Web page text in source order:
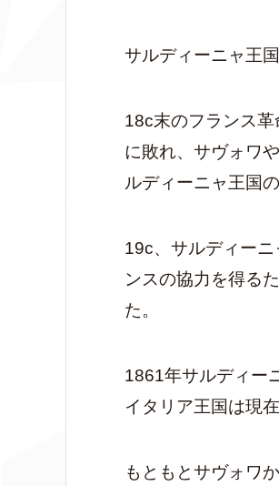
サルディーニャ王
18c末のフランス
に敗れ、サヴォワ
ルディーニャ王国
19c、サルディー
ンスの協力を得る
た。
1861年サルディー
イタリア王国は現
もともとサヴォワ